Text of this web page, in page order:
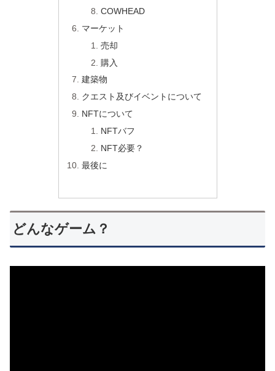
COWHEAD
マーケット
売却
購入
建築物
クエスト及びイベントについて
NFTについて
NFTバフ
NFT必要？
最後に
どんなゲーム？